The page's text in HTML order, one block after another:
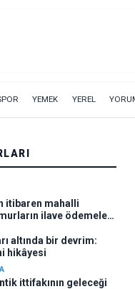
YEMEK YEREL
itibaren mahalli
ilave ödemeleri
altında bir devrim:
hikâyesi
ittifakının geleceği